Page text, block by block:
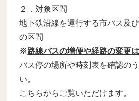
２．対象区間
地下鉄沿線を運行する市バス及
の区間
※路線バスの増便や経路の変更
バス停の場所や時刻表を確認の
い。
こちらからご覧いただけます。